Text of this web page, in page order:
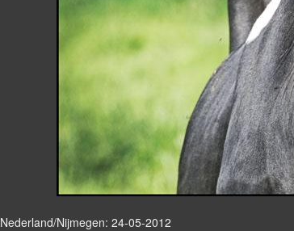
Nederland/Nijmegen: 24-05-2012